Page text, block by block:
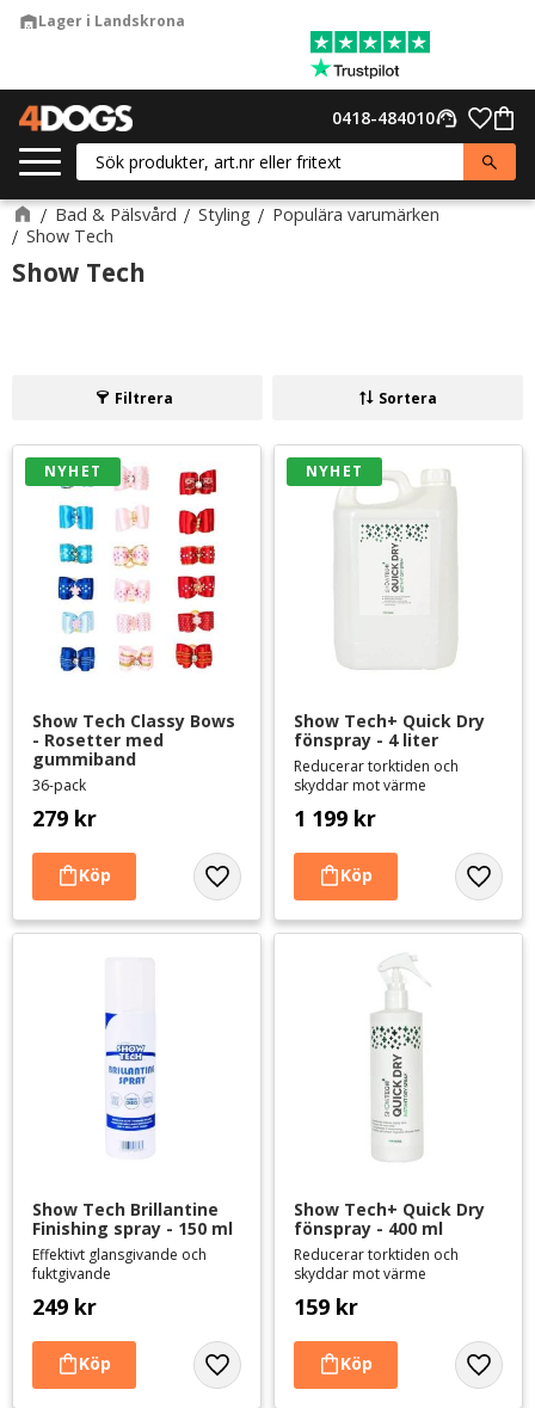
checkFri frakt från 699 kr inom Sverige
support_agent
0418-484010
Bad & Pälsvård Styling
Populära varumärken
Show Tech
Show Tech
Filtrera Sortera
Show Tech Classy Bows
- Rosetter med
gummiband
36-pack
279 kr
NYHET
Lägg till i favoriter
Show Tech+ Quick Dry
fönspray - 4 liter
Reducerar torktiden och
skyddar mot värme
1 199 kr
NYHET
Lägg
Show Tech Brillantine
Finishing spray - 150 ml
Effektivt glansgivande och
fuktgivande
249 kr
Lägg till i favoriter
Show Tech+ Quick Dry
fönspray - 400 ml
Reducerar torktiden och
skyddar mot värme
159 kr
Lägg